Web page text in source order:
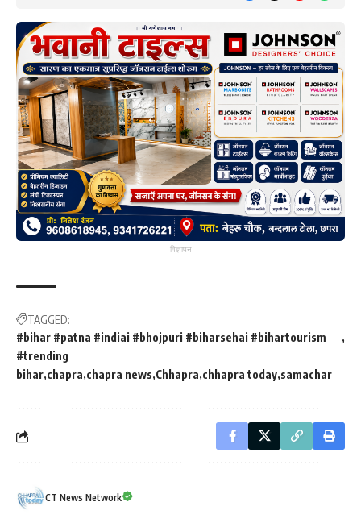
विज्ञापन
TAGGED:
#bihar #patna #indiai #bhojpuri #biharsehai #bihartourism
#trending
bihar chapra chapra news Chhapra chhapra today samachar
CT News Network